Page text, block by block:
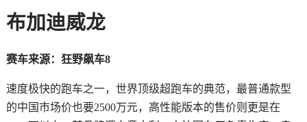
布加迪威龙
赛车来源：狂野飙车8
速度极快的跑车之一，世界顶级超跑车的典范，最普通款型
的中国市场价也要2500万元，高性能版本的售价则更是在